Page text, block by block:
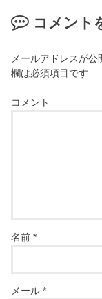
コメント
メールアドレスが公
欄は必須項目です
コメント
名前*
メール*